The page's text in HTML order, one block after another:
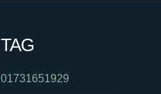
TAG
01731651929